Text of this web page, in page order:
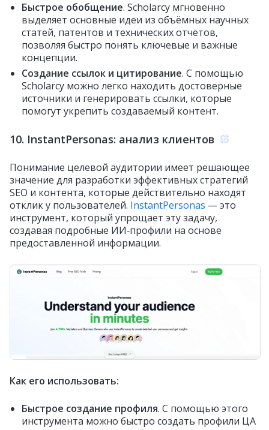
Быстрое обобщение. Scholarcy мгновенно
выделяет основные идеи из объёмных научных
статей, патентов и технических отчётов,
позволяя быстро понять ключевые и важные
концепции.
Создание ссылок и цитирование. С помощью
Scholarcy можно легко находить достоверные
источники и генерировать ссылки, которые
помогут укрепить создаваемый контент.
10. InstantPersonas: анализ клиентов
Понимание целевой аудитории имеет решающее
значение для разработки эффективных стратегий
SEO и контента, которые действительно находят
отклик у пользователей. InstantPersonas — это
инструмент, который упрощает эту задачу,
создавая подробные ИИ‑профили на основе
предоставленной информации.
Как его использовать:
Быстрое создание профиля. С помощью этого
инструмента можно быстро создать профили ЦА